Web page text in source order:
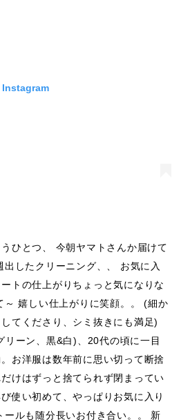
ひとつ、 今朝ヤマトさんか届けて
出したクリーニング、、 お気に入
トの仕上がりちょっと気になりな
～ 嬉しい仕上がりに笑顔。。 (細か
てくださり、シミ抜きにも満足)
リーン、黒&白)、20代の頃に一目
お洋服は数年前に思い切って断捨
けはずっと捨てられず閉まってい
使い初めて、やっぱりお気に入り
ルも随分長いお付き合い。。 新